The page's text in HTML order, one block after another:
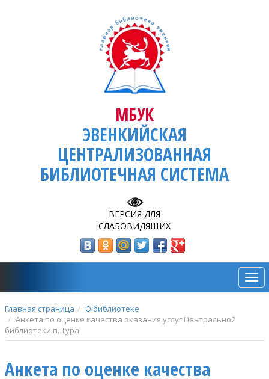
МБУК
ЭВЕНКИЙСКАЯ
ЦЕНТРАЛИЗОВАННАЯ
БИБЛИОТЕЧНАЯ СИСТЕМА
ВЕРСИЯ ДЛЯ
СЛАБОВИДЯЩИХ
Главная страница
О библиотеке
Анкета по оценке качества оказания услуг Центральной
библиотеки п. Тура
Анкета по оценке качества